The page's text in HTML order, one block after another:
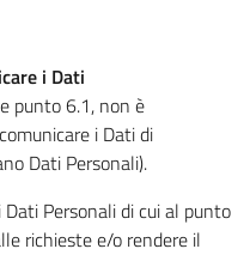
i Dati
punto 6.1, non è
i Dati di
Dati Personali).
Personali di cui al punto
richieste e/o rendere il